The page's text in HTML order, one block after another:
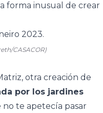
forma inusual de crear
CASACOR)
otra creación de
por los jardines
no te apetecía pasar